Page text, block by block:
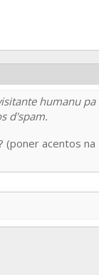
humanu pa
d'spam.
(poner acentos na